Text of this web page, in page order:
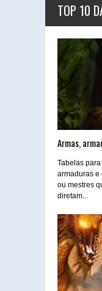
TOP 10
Armas,
Tabelas
armaduras e
ou mestres
diretam...